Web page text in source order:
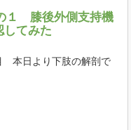
１ 膝後外側支持機
してみた
本日より下肢の解剖で